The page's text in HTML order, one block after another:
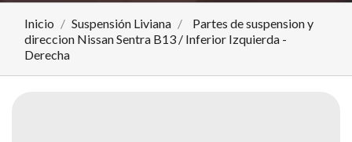
Inicio Suspensión Liviana
Partes de suspension y
direccion Nissan Sentra B13 / Inferior Izquierda -
Derecha